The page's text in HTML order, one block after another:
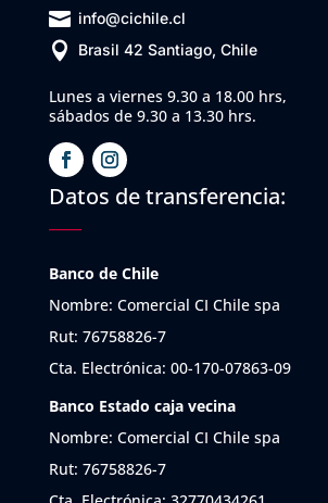
 info@cichile.cl
 Brasil 42 Santiago, Chile
Lunes a viernes 9.30 a 18.00 hrs,
sábados de 9.30 a 13.30 hrs.
Datos de transferencia:
Banco de Chile
Nombre: Comercial CI Chile spa
Rut: 76758826-7
Cta. Electrónica: 00-170-07863-09
Banco Estado caja vecina
Nombre: Comercial CI Chile spa
Rut: 76758826-7